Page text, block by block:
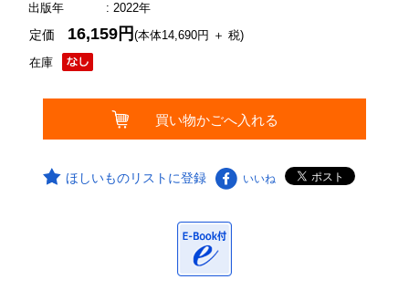
出版年
: 2022年
在庫
定価 16,159円(本体14,690円 ＋ 税)
ほしいものリストに登録 いいね